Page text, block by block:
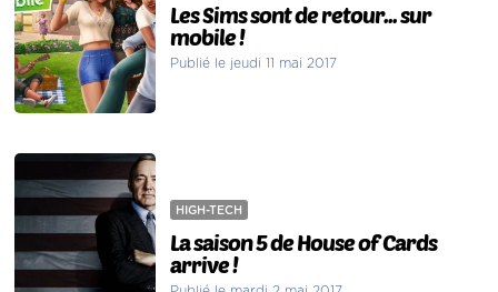
Les Sims sont de retour... sur
mobile !
Publié le jeudi 11 mai 2017
HIGH-TECH
La saison 5 de House of Cards
arrive !